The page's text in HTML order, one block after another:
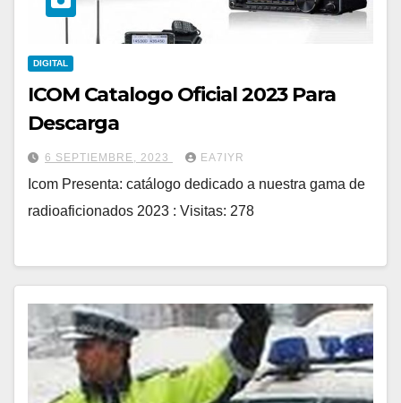
DIGITAL
ICOM Catalogo Oficial 2023 Para
Descarga
6 SEPTIEMBRE, 2023 EA7IYR
Icom Presenta: catálogo dedicado a nuestra gama de
radioaficionados 2023 : Visitas: 278